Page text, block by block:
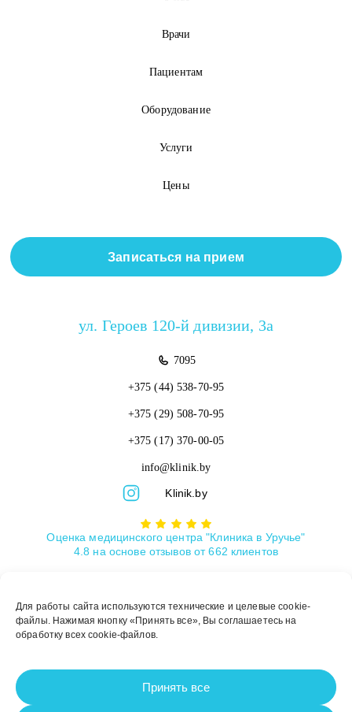
Для работы сайта используются технические и целевые cookie-
файлы. Нажимая кнопку «Принять все», Вы соглашаетесь на
обработку всех cookie-файлов.
Принять все
Врачи
Пациентам
Оборудование
Услуги
Цены
Записаться на прием
ул. Героев 120-й дивизии, 3а
7095
+375 (44) 538-70-95
+375 (29) 508-70-95
+375 (17) 370-00-05
Оценка медицинского центра "Клиника в Уручье"
4.8 на основе отзывов от662 клиентов
info@klinik.by
Klinik.by
© ООО «КЛИНИКА В УРУЧЬЕ» | УНП 193049678 |Лицензия №
М-8423
применению и использованию. Существует также необходимость
ознакомления с инструкцией по их применению и получения
консультации специалиста.